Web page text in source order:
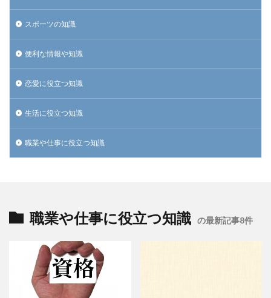
スポーツの知識
便利な情報や知識
恋愛に役立つ知識
生活に役立つ知識
職業や仕事に役立つ知識
職業や仕事に役立つ知識 の最新記事8件